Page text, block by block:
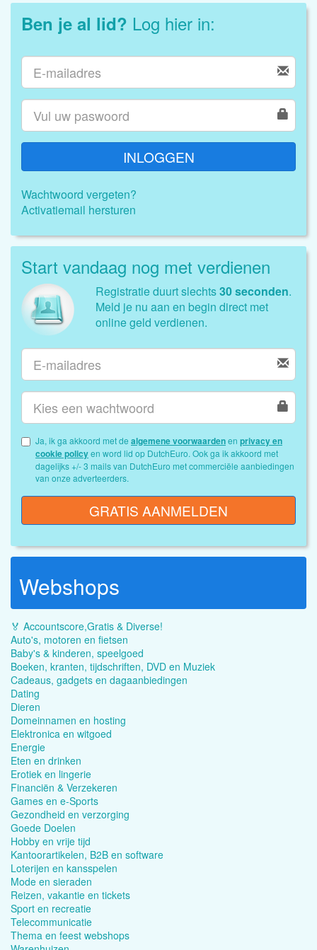
Ben je al lid? Log hier in:
INLOGGEN
Wachtwoord vergeten?
Activatiemail hersturen
Start vandaag nog met verdienen
Registratie duurt slechts30 seconden.
Meld je nu aan en begin direct met
online geld verdienen.
Ja, ik ga akkoord met de algemene voorwaardenen privacy en
cookie policy
dagelijks +/- 3 mails van DutchEuro met commerciële aanbiedingen
van onze adverteerders.
GRATIS AANMELDEN
Webshops
🏅 Accountscore,Gratis & Diverse!
Auto's, motoren en fietsen
Baby's & kinderen, speelgoed
Boeken, kranten, tijdschriften, DVD en Muziek
Cadeaus, gadgets en dagaanbiedingen
Dating
Dieren
Domeinnamen en hosting
Elektronica en witgoed
Energie
Eten en drinken
Erotiek en lingerie
Financiën & Verzekeren
Games en e-Sports
Gezondheid en verzorging
Goede Doelen
Hobby en vrije tijd
Kantoorartikelen, B2B en software
Loterijen en kansspelen
Mode en sieraden
Reizen, vakantie en tickets
Sport en recreatie
Telecommunicatie
Thema en feest webshops